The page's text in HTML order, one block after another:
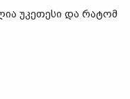
ᲣᲙᲔᲗᲔᲡᲘ ᲓᲐ ᲠᲐᲢᲝᲛ